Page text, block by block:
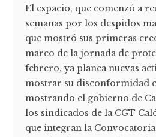
El espacio, que comenzó a
semanas por los despidos
que mostró sus primeras
marco de la jornada de
febrero, ya planea nuevas
mostrar su disconformidad
mostrando el gobierno de
los sindicados de la CGT
que integran la